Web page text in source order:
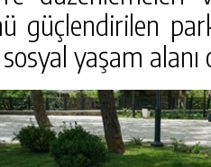
güçlendirilen
yaşam